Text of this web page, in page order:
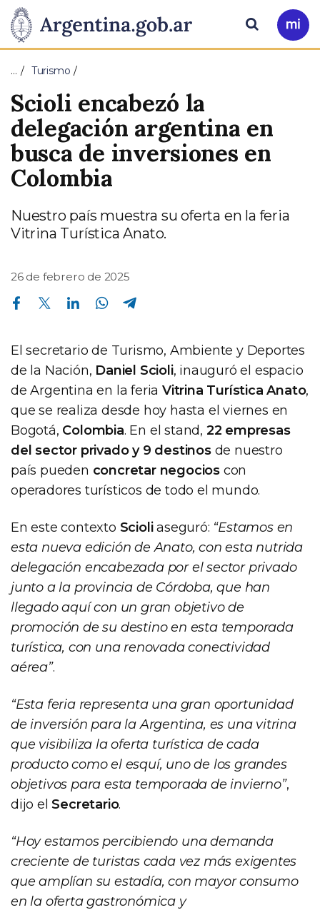
Presidencia
de
la
Nación
Pasar al contenido principal
Ir
a
Buscar
… Turismo
Scioli encabezó la
delegación argentina en
busca de inversiones en
Colombia
Nuestro país muestra su oferta en la feria
Vitrina Turística Anato.
26 de febrero de 2025
Compartir en Facebook Compartir en Twitter Compartir en Linkedin Compartir en Whatsapp
El secretario de Turismo, Ambiente y Deportes
de la Nación, Daniel Scioli, inauguró el espacio
de Argentina en la feriaVitrina Turística Anato,
que se realiza desde hoy hasta el viernes en
Bogotá, Colombia. En el stand, 22 empresas
del sector privado y 9 destinosde nuestro
país pueden concretar negocios con
operadores turísticos de todo el mundo.
En este contexto Scioliaseguró: “Estamos en
esta nueva edición de Anato, con esta nutrida
delegación encabezada por el sector privado
junto a la provincia de Córdoba, que han
llegado aquí con un gran objetivo de
promoción de su destino en esta temporada
turística, con una renovada conectividad
aérea”.
“Esta feria representa una gran oportunidad
de inversión para la Argentina, es una vitrina
que visibiliza la oferta turística de cada
producto como el esquí, uno de los grandes
objetivos para esta temporada de invierno”,
dijo elSecretario.
“Hoy estamos percibiendo una demanda
creciente de turistas cada vez más exigentes
que amplían su estadía, con mayor consumo
en la oferta gastronómica y